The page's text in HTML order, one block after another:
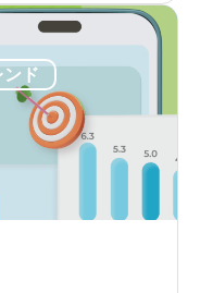
エイティブの
プは、ますま
ています。か
ティングと入
進化を遂げて
ド